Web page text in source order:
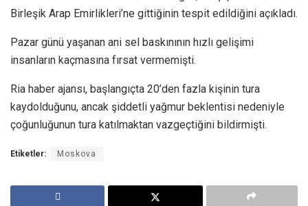
Birleşik Arap Emirlikleri’ne gittiğinin tespit edildiğini açıkladı.
Pazar günü yaşanan ani sel baskınının hızlı gelişimi
insanların kaçmasına fırsat vermemişti.
Ria haber ajansı, başlangıçta 20’den fazla kişinin tura
kaydolduğunu, ancak şiddetli yağmur beklentisi nedeniyle
çoğunluğunun tura katılmaktan vazgeçtiğini bildirmişti.
Etiketler: Moskova